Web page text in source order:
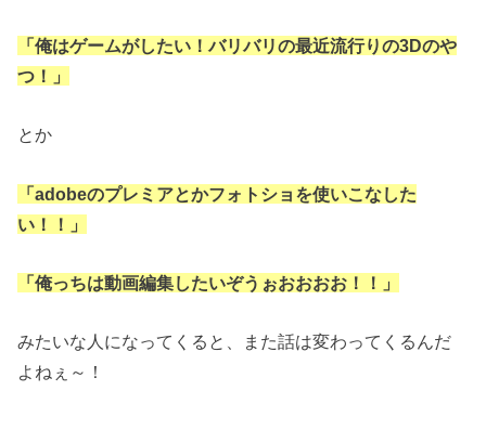
「俺はゲームがしたい！バリバリの最近流行りの3Dのや
つ！」
とか
「adobeのプレミアとかフォトショを使いこなした
い！！」
「俺っちは動画編集したいぞうぉおおおお！！」
みたいな人になってくると、また話は変わってくるんだ
よねぇ～！